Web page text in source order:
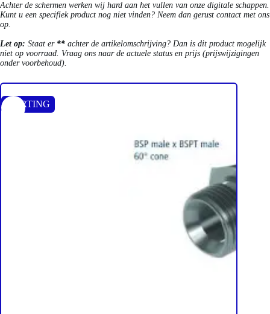
Achter de schermen werken wij hard aan het vullen van onze digitale schappen.
Kunt u een specifiek product nog niet vinden? Neem dan gerust contact met ons
op.
Let op: Staat er ** achter de artikelomschrijving? Dan is dit product mogelijk
niet op voorraad. Vraag ons naar de actuele status en prijs (prijswijzigingen
onder voorbehoud).
KORTING